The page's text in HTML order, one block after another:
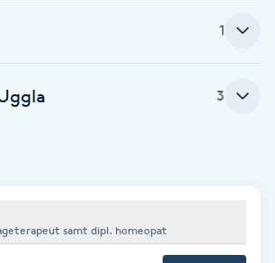
1
3
samt dipl. homeopat